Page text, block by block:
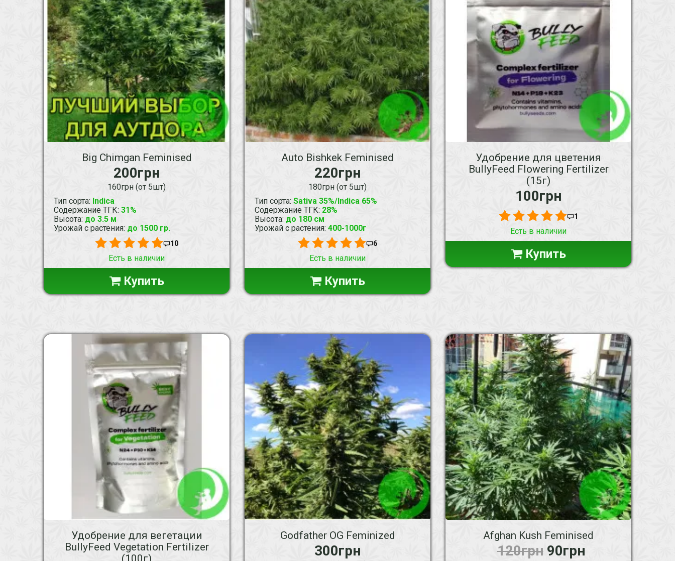
Big Chimgan Feminised
200грн
160грн (от 5шт)
Тип сорта: Indica
Содержание ТГК: 31%
Высота: до 3.5 м
Урожай с растения: до 1500 гр.
10
Есть в наличии
Купить
Auto Bishkek Feminised
220грн
180грн (от 5шт)
Тип сорта: Sativa 35%/Indica 65%
Содержание ТГК: 28%
Высота: до 180 см
Урожай с растения: 400-1000г
6
Есть в наличии
Купить
Удобрение для цветения
BullyFeed Flowering Fertilizer
(15г)
100грн
1
Есть в наличии
Купить
Удобрение для вегетации
BullyFeed Vegetation Fertilizer
(100г)
Godfather OG Feminized
300грн
Afghan Kush Feminised
120грн 90грн